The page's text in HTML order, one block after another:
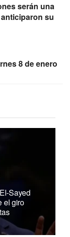
serán una
su
8 de enero
Sayed
el giro